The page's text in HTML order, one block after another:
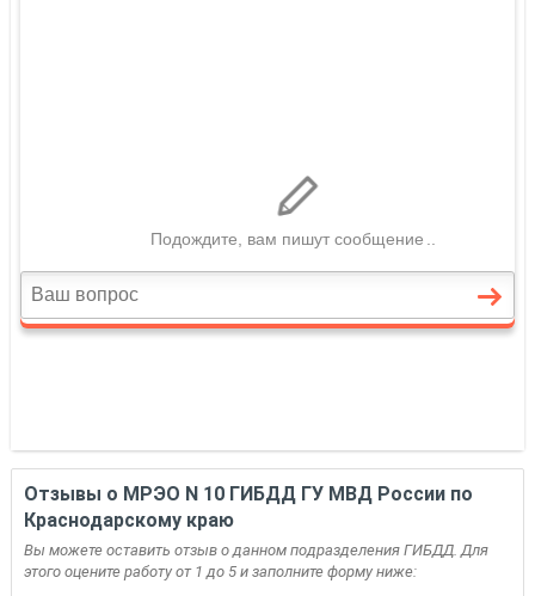
Отзывы о МРЭО N 10 ГИБДД ГУ МВД России по
Краснодарскому краю
Вы можете оставить отзыв о данном подразделения ГИБДД. Для
этого оцените работу от 1 до 5 и заполните форму ниже: